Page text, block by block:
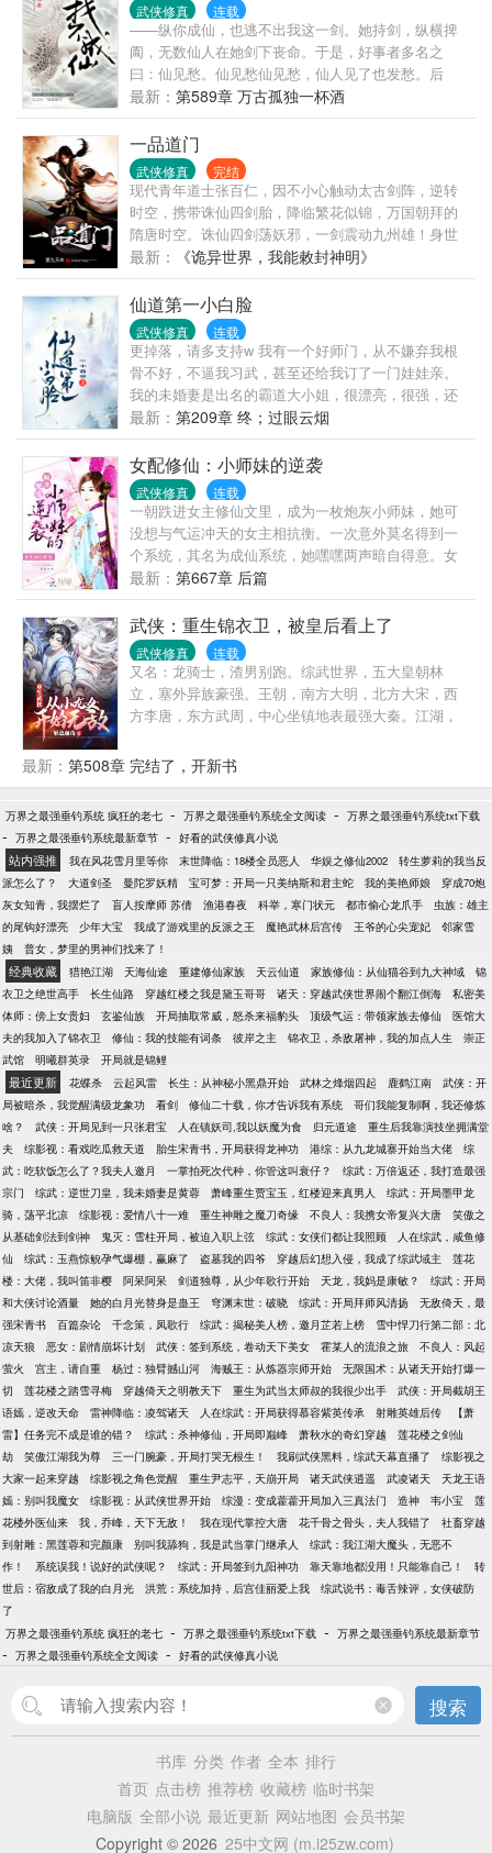
武侠修真 连载
——纵你成仙，也逃不出我这一剑。她持剑，纵横捭
阖，无数仙人在她剑下丧命。于是，好事者多名之
曰：仙见愁。仙见愁仙见愁，仙人见了也发愁。后
来，他们叫她“见愁仙子”。传闻，她有过一位夫君，曾
杀妻证道。“仙见愁”是个女人，是这浩浩三千界唯一一
个不想成仙的修仙人。备注：1、日更；2、女主最
帅；3、读者群：383408056；作者专栏 作者微博
最新： 第589章 万古孤独一杯酒
一品道门
武侠修真 完结
现代青年道士张百仁，因不小心触动太古剑阵，逆转
时空，携带诛仙四剑胎，降临繁花似锦，万国朝拜的
隋唐时空。诛仙四剑荡妖邪，一剑震动九州雄！身世
凄凉的萧皇后流传千古的公孙剑舞风华绝代的无双女
帝武则天，闭月羞花的杨玉环！名镇千古推背图！剑
气光寒十六洲的李白！流传千古的玄奘法师！论道上
洞八仙，斗法纯阳真人投书镇四海，一阵葬妖邪。皇
朝更迭，天骄并起，群雄争霸，佛道相争，百家逐
鹿。一卷诛仙阵图，缓缓在天朝边境张开，看着无数
异族高手，张百仁轻笑：“请君入阵！”。统御之权，归
于至圣，天命帝以司牧，帝承天而抚临。这一日，张
百仁立于紫禁之巅，俯视众生群雄：“问天下谁敌手？
敢问诸君，可能长生否？”这一世，我只为长生！
最新： 《诡异世界，我能敕封神明》
仙道第一小白脸
武侠修真 连载
更掉落，请多支持w 我有一个好师门，从不嫌弃我根
骨不好，不逼我习武，甚至还给我订了一门娃娃亲。
我的未婚妻是出名的霸道大小姐，很漂亮，很强，还
很爱我。后来我行走江湖，全靠她罩，成为了闻名仙
道的第一小白脸。 有一天，我发现这个人好像是个男
人，他男扮女装。 更过分的是，他认为我是女扮男
装。 我肝肠寸断：“兄弟，你把我的未婚妻弄到哪里去
了？” 他心如刀绞：“兄弟，你又把我的未婚妻弄到哪
里去了？” 江湖真是太浑浊。我就是饿死，死外边，从
这里跳下去，也不会再吃他一口软饭。 ——真香。 [
最新： 第209章 终；过眼云烟
女配修仙：小师妹的逆袭
武侠修真 连载
一朝跌进女主修仙文里，成为一枚炮灰小师妹，她可
没想与气运冲天的女主相抗衡。一次意外莫名得到一
个系统，其名为成仙系统，她嘿嘿两声暗自得意。女
主炼她的空间，她炼她的系统，两人各不相干。但这
女主是怎么回事？一次两次用眼刀子挖她，更是背地
里对她使绊子。不要以为是女主她就弄不死她
了？！……可这坑爹的系统又是怎么一回事？“……去
拉阴犁罗的手！”此为男主之一。“……去摸白步离的屁
股！”此为男主之一。“……去亲云子卿的小嘴！”此为
男主之一。“……去……”她忍无可忍一掌拍飞！这是成
仙系统？明明就是撩汉系统！
最新： 第667章 后篇
武侠：重生锦衣卫，被皇后看上了
武侠修真 连载
又名：龙骑士，渣男别跑。综武世界，五大皇朝林
立，塞外异族豪强。王朝，南方大明，北方大宋，西
方李唐，东方武周，中心坐镇地表最强大秦。江湖，
岛一府七十二门派。穿越成锦衣卫的姬无敌，激活了
系统。只要栽赃嫁祸，让人背锅，就会获得属性点，
着锦衣卫，刮起一场另类的江湖风。无论帝王，还是
武林神话，无不为之颤抖……简介无力，请看正文，
超燃，浪到飞起。
最新： 第508章 完结了，开新书
万界之最强垂钓系统 疯狂的老七 - 万界之最强垂钓系统全文阅读 - 万界之最强垂钓系统txt下载
- 万界之最强垂钓系统最新章节 - 好看的武侠修真小说
站内强推 我在风花雪月里等你 末世降临：18楼全员恶人 华娱之修仙2002
转生萝莉的我当反
派怎么了？
大道剑圣 曼陀罗妖精 宝可梦：开局一只美纳斯和君主蛇 我的美艳师娘
穿成70炮
灰女知青，我摆烂了
盲人按摩师 苏倩 渔港春夜 科举，寒门状元 都市偷心龙爪手
虫族：雄主
的尾钩好漂亮
少年大宝 我成了游戏里的反派之王 魔艳武林后宫传 王爷的心尖宠妃
邻家雪
姨
普女，梦里的男神们找来了！
经典收藏 猎艳江湖 天海仙途 重建修仙家族 天云仙道 家族修仙：从仙猫谷到九大神域
锦
衣卫之绝世高手
长生仙路 穿越红楼之我是黛玉哥哥 诸天：穿越武侠世界闹个翻江倒海
私密美
体师：傍上女贵妇
玄鉴仙族 开局抽取常威，怒杀来福豹头 顶级气运：带领家族去修仙
医馆大
夫的我加入了锦衣卫
修仙：我的技能有词条 彼岸之主 锦衣卫，杀敌屠神，我的加点人生
崇正
武馆
明曦群英录 开局就是锦鲤
最近更新 花蝶杀 云起风雷 长生：从神秘小黑鼎开始 武林之烽烟四起 鹿鹤江南
武侠：开
局被暗杀，我觉醒满级龙象功
看剑 修仙二十载，你才告诉我有系统
哥们我能复制啊，我还修炼
啥？
武侠：开局见到一只张君宝 人在镇妖司,我以妖魔为食 归元道途
重生后我靠演技坐拥满堂
夫
综影视：看戏吃瓜救天道 胎生宋青书，开局获得龙神功 港综：从九龙城寨开始当大佬
综
武：吃软饭怎么了？我夫人邀月
一掌拍死次代种，你管这叫衰仔？
综武：万倍返还，我打造最强
宗门
综武：逆世刀皇，我未婚妻是黄蓉 萧峰重生贾宝玉，红楼迎来真男人
综武：开局墨甲龙
骑，荡平北凉
综影视：爱情八十一难 重生神雕之魔刀奇缘 不良人：我携女帝复兴大唐
笑傲之
从基础剑法到剑神
鬼灭：雪柱开局，被迫入职上弦 综武：女侠们都让我照顾
人在综武，咸鱼修
仙
综武：玉燕惊鲵孕气爆棚，赢麻了 盗墓我的四爷 穿越后幻想入侵，我成了综武域主
莲花
楼：大佬，我叫笛非樱
阿呆阿呆 剑道独尊，从少年歌行开始 天龙，我妈是康敏？
综武：开局
和大侠讨论酒量
她的白月光替身是蛊王 穹渊末世：破晓 综武：开局拜师风清扬
无敌倚天，最
强宋青书
百篇杂论 千念策，凤歌行 综武：揭秘美人榜，邀月芷若上榜
雪中悍刀行第二部：北
凉天狼
恶女：剧情崩坏计划 武侠：签到系统，卷动天下美女 霍某人的流浪之旅
不良人：风起
萤火
宫主，请自重 杨过：独臂撼山河 海贼王：从炼器宗师开始
无限国术：从诸天开始打爆一
切
莲花楼之踏雪寻梅 穿越倚天之明教天下 重生为武当太师叔的我很少出手
武侠：开局截胡王
语嫣，逆改天命
雷神降临：凌驾诸天 人在综武：开局获得慕容紫英传承 射雕英雄后传
【萧
雷】任务完不成是谁的错？
综武：杀神修仙，开局即巅峰 萧秋水的奇幻穿越
莲花楼之剑仙
劫
笑傲江湖我为尊 三一门腕豪，开局打哭无根生！ 我刷武侠黑料，综武天幕直播了
综影视之
大家一起来穿越
综影视之角色觉醒 重生尹志平，天崩开局 诸天武侠逍遥 武凌诸天
天龙王语
嫣：别叫我魔女
综影视：从武侠世界开始 综漫：变成藿藿开局加入三真法门 造神 韦小宝
莲
花楼外医仙来
我，乔峰，天下无敌！ 我在现代掌控大唐 花千骨之骨头，夫人我错了
社畜穿越
到射雕：黑莲蓉和完颜康
别叫我舔狗，我是武当掌门继承人
综武：我江湖大魔头，无恶不
作！
系统误我！说好的武侠呢？ 综武：开局签到九阳神功 靠天靠地都没用！只能靠自己！
转
世后：宿敌成了我的白月光
洪荒：系统加持，后宫佳丽爱上我
综武说书：毒舌辣评，女侠破防
了
万界之最强垂钓系统 疯狂的老七 - 万界之最强垂钓系统txt下载 - 万界之最强垂钓系统最新章节
- 万界之最强垂钓系统全文阅读 - 好看的武侠修真小说
搜索
书库 分类 作者 全本 排行
首页 点击榜 推荐榜 收藏榜 临时书架
电脑版 全部小说 最近更新 网站地图 会员书架
Copyright © 2026 25中文网 (m.i25zw.com)